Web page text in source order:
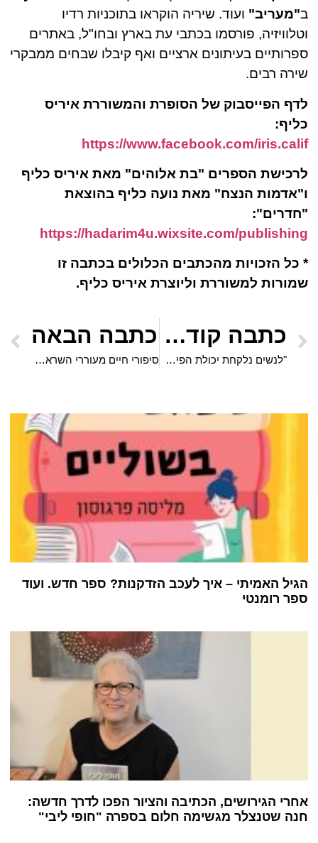
ב"מעריב" ועוד. שיריה הוקראו בתוכניות רדיו
וטלוויזיה, פורסמו בכתבי עת בארץ ובחו"ל, באתרים
ספרותיים בעיתונים ארציים ואף קיבלו שבחים ממבקרי
שירה רבים.
לדף הפייסבוק של הסופרת והמשוררת איריס
כליף:
https://www.facebook.com/iris.calif
לרכישת הספרים "בת אלוהים" מאת איריס כליף
ו"אדמות הנצח" מאת נועה כליף בהוצאת
"חדרים":
https://hadarim4u.wixsite.com/publishing
* כל הזכויות מהכתבים הכלולים בכתבה זו
שמורות למשוררת וליוצרת איריס כליף.
כתבה קודמת
"לנשים נלקחת יכולת הפיתוי והמשיכה של הגברים", אומרת רויטל כהן קונריקוס, שמצאה את הנוסחה למציאת אהבה
כתבה הבאה
סיפורי חיים מעוררי השראה נפגשים במופע מוזיקלי מרגש
הגיל האמיתי – איך לעכב הזדקנות? ספר חדש. ועוד
ספר רומנטי
אחרי הגירושים, הכתיבה והציור הפכו לדרך חדשה:
חנה שטנצלר מגשימה חלום בספרה "חופי ליבי"